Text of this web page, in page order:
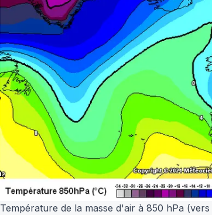
Température de la masse d'air à 850 hPa